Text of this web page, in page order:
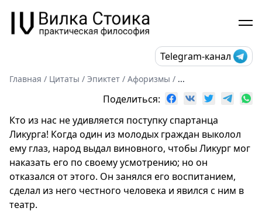
Telegram-канал
Главная / Цитаты / Эпиктет / Афоризмы / ...
Поделиться:
Кто из нас не удивляется поступку спартанца
Ликурга! Когда один из молодых граждан выколол
ему глаз, народ выдал виновного, чтобы Ликург мог
наказать его по своему усмотрению; но он
отказался от этого. Он занялся его воспитанием,
сделал из него честного человека и явился с ним в
театр.